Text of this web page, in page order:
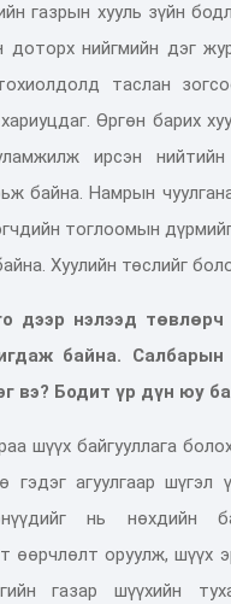
газрын хууль зүйн
доторх нийгмийн дэг
таслан
Өргөн барих
ирсэн
байна. Намрын
тоглоомын
Хуулийн төслийг
дээр нэлээд
байна.
вэ? Бодит үр дүн юу
шүүх байгууллага
гэдэг агуулгааршүгэл
нь нөхдийн
өөрчлөлт оруулж, шүүх
газар шүүхийн